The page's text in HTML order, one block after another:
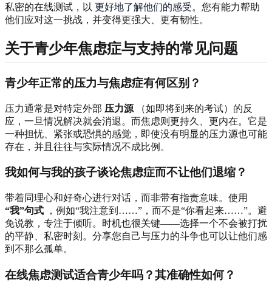
私密的在线测试，以 更好地了解他们的感受。您有能力帮助
他们应对这一挑战，并变得更强大、更有韧性。
关于青少年焦虑症与支持的常见问题
青少年正常的压力与焦虑症有何区别？
压力通常是对特定外部 压力源 （如即将到来的考试）的反
应，一旦情况解决就会消退。而焦虑则更持久、更内在。它是
一种担忧、紧张或恐惧的感觉，即使没有明显的压力源也可能
存在，并且往往与实际情况不成比例。
我如何与我的孩子谈论焦虑症而不让他们退缩？
带着同理心和好奇心进行对话，而非带有指责意味。使用
“我”句式 ，例如“我注意到……”，而不是“你看起来……”。避
免说教，专注于倾听。时机也很关键——选择一个不会被打扰
的平静、私密时刻。分享您自己与压力的斗争也可以让他们感
到不那么孤单。
在线焦虑测试适合青少年吗？其准确性如何？